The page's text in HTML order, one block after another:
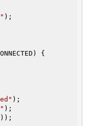
);
{
);
);